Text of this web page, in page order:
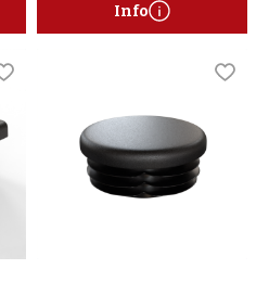
Info
Lägg till i favoriter